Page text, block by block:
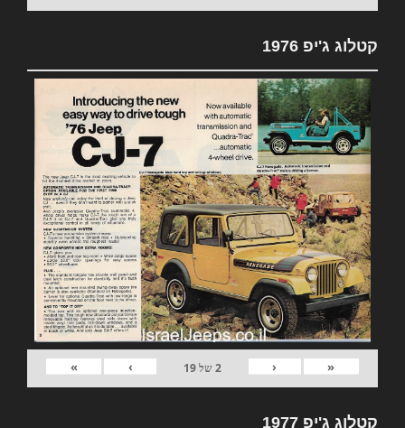
קטלוג ג'יפ 1976
«
‹
2של19
›
»
קטלוג ג'יפ 1977